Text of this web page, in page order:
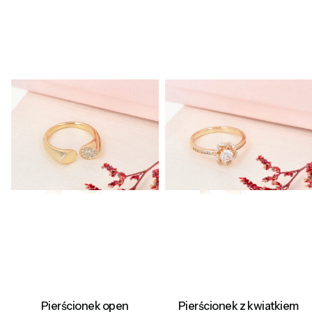
Pierścionek open Pierścionek z kwiatkiem